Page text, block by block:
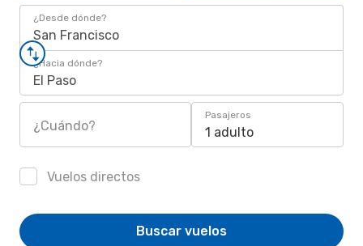
¿Desde dónde?
San Francisco
¿Hacia dónde?
El Paso
¿Cuándo?
Pasajeros
1 adulto
Vuelos directos
Buscar vuelos